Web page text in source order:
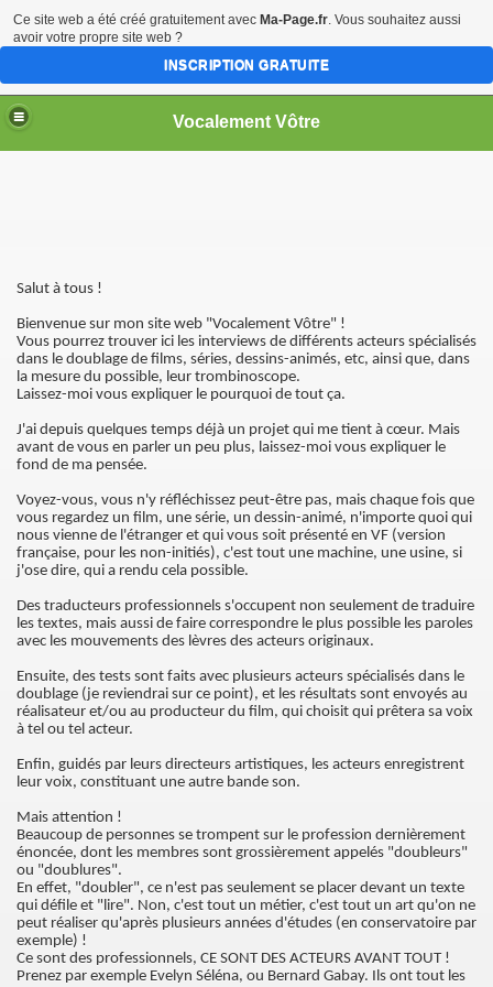
Vocalement Vôtre
Salut à tous !
Bienvenue sur mon site web "Vocalement Vôtre" !
Vous pourrez trouver ici les interviews de différents acteurs spécialisés
dans le doublage de films, séries, dessins-animés, etc, ainsi que, dans
la mesure du possible, leur trombinoscope.
Laissez-moi vous expliquer le pourquoi de tout ça.
J'ai depuis quelques temps déjà un projet qui me tient à cœur. Mais
avant de vous en parler un peu plus, laissez-moi vous expliquer le
fond de ma pensée.
Voyez-vous, vous n'y réfléchissez peut-être pas, mais chaque fois que
vous regardez un film, une série, un dessin-animé, n'importe quoi qui
nous vienne de l'étranger et qui vous soit présenté en VF (version
française, pour les non-initiés), c'est tout une machine, une usine, si
j'ose dire, qui a rendu cela possible.
Des traducteurs professionnels s'occupent non seulement de traduire
les textes, mais aussi de faire correspondre le plus possible les paroles
avec les mouvements des lèvres des acteurs originaux.
Ensuite, des tests sont faits avec plusieurs acteurs spécialisés dans le
doublage (je reviendrai sur ce point), et les résultats sont envoyés au
réalisateur et/ou au producteur du film, qui choisit qui prêtera sa voix
à tel ou tel acteur.
Enfin, guidés par leurs directeurs artistiques, les acteurs enregistrent
leur voix, constituant une autre bande son.
Mais attention !
Beaucoup de personnes se trompent sur le profession dernièrement
énoncée, dont les membres sont grossièrement appelés "doubleurs"
ou "doublures".
En effet, "doubler", ce n'est pas seulement se placer devant un texte
qui défile et "lire". Non, c'est tout un métier, c'est tout un art qu'on ne
peut réaliser qu'après plusieurs années d'études (en conservatoire par
exemple) !
Ce sont des professionnels, CE SONT DES ACTEURS AVANT TOUT !
Prenez par exemple Evelyn Séléna, ou Bernard Gabay. Ils ont tout les
Ce site web a été créé gratuitement avec Ma-Page.fr. Vous souhaitez aussi
avoir votre propre site web ?
INSCRIPTION GRATUITE